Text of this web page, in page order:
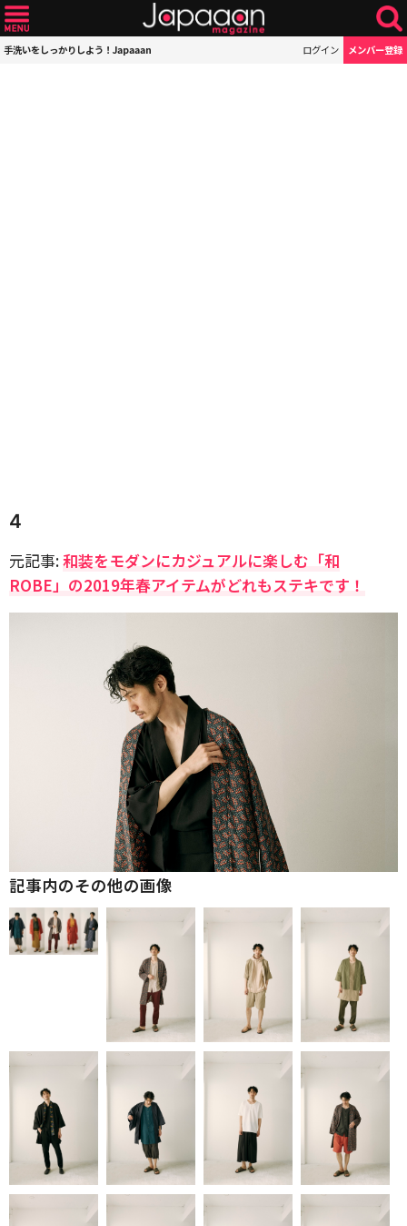
手洗いをしっかりしよう！Japaaan ログイン メンバー登録
4
元記事:和装をモダンにカジュアルに楽しむ「和
ROBE」の2019年春アイテムがどれもステキです！
記事内のその他の画像